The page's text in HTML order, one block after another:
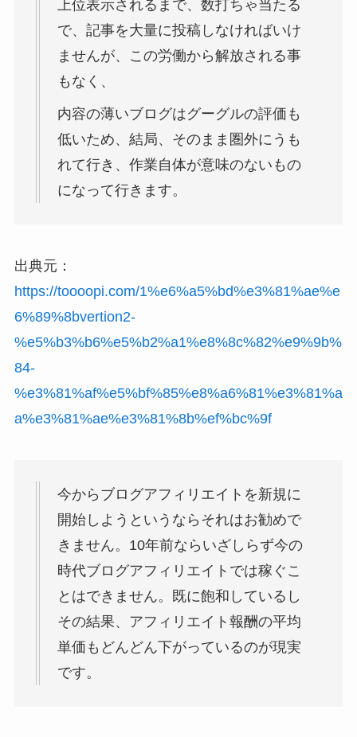
上位表示されるまで、数打ちゃ当たる
で、記事を大量に投稿しなければいけ
ませんが、この労働から解放される事
もなく、
内容の薄いブログはグーグルの評価も
低いため、結局、そのまま圏外にうも
れて行き、作業自体が意味のないもの
になって行きます。
出典元：
https://toooopi.com/1%e6%a5%bd%e3%81%ae%e
6%89%8bvertion2-
%e5%b3%b6%e5%b2%a1%e8%8c%82%e9%9b%
84-
%e3%81%af%e5%bf%85%e8%a6%81%e3%81%a
a%e3%81%ae%e3%81%8b%ef%bc%9f
今からブログアフィリエイトを新規に
開始しようというならそれはお勧めで
きません。10年前ならいざしらず今の
時代ブログアフィリエイトでは稼ぐこ
とはできません。既に飽和しているし
その結果、アフィリエイト報酬の平均
単価もどんどん下がっているのが現実
です。